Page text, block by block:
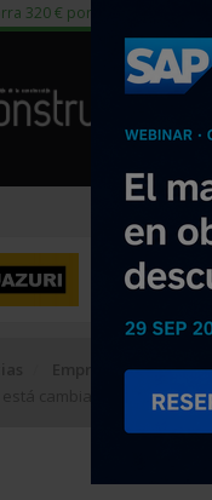
320 € por vivienda en
está cambiando la